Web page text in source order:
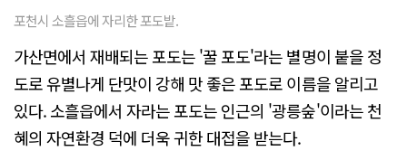
포천시 소흘읍에 자리한 포도밭.
가산면에서 재배되는 포도는 '꿀 포도'라는 별명이 붙을 정
도로 유별나게 단맛이 강해 맛 좋은 포도로 이름을 알리고
있다. 소흘읍에서 자라는 포도는 인근의 '광릉숲'이라는 천
혜의 자연환경 덕에 더욱 귀한 대접을 받는다.